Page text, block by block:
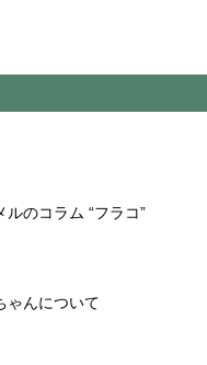
ルのコラム “フラコ”
ゃんについて